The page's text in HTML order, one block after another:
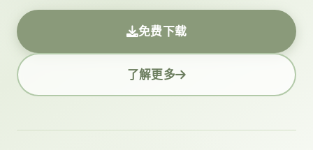
免费下载
了解更多